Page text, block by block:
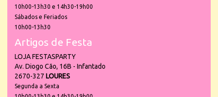
10h00-13h30 e 14h30-19h00
Sábados e Feriados
10h00-13h30
Artigos de Festa
LOJA FESTASPARTY
Av. Diogo Cão, 16B - Infantado
2670-327 LOURES
Segunda a Sexta